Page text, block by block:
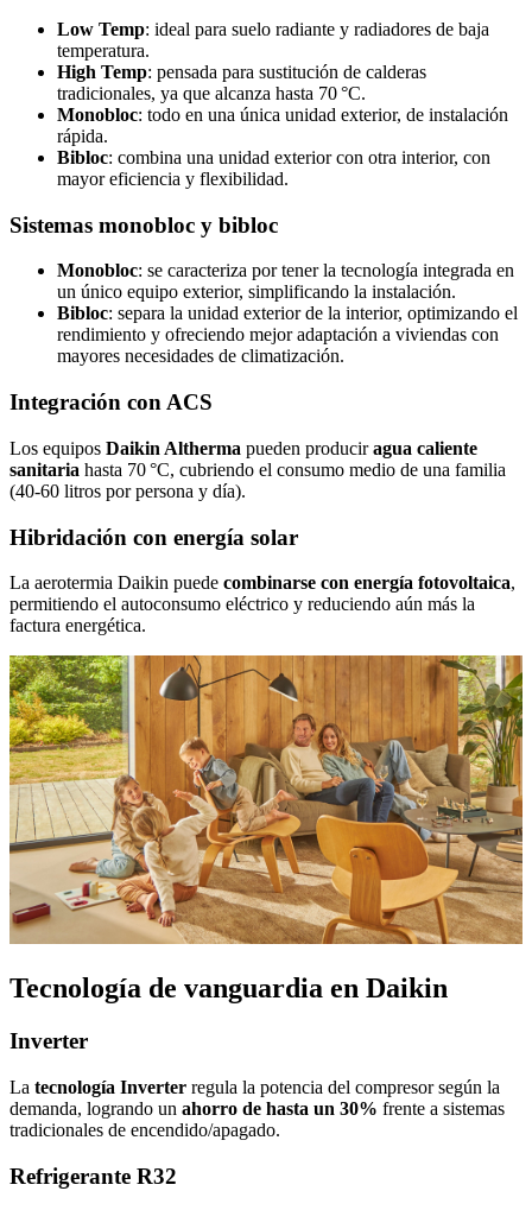
Low Temp: ideal para suelo radiante y radiadores de baja
temperatura.
High Temp: pensada para sustitución de calderas
tradicionales, ya que alcanza hasta 70 °C.
Monobloc: todo en una única unidad exterior, de instalación
rápida.
Bibloc: combina una unidad exterior con otra interior, con
mayor eficiencia y flexibilidad.
Sistemas monobloc y bibloc
Monobloc: se caracteriza por tener la tecnología integrada en
un único equipo exterior, simplificando la instalación.
Bibloc: separa la unidad exterior de la interior, optimizando el
rendimiento y ofreciendo mejor adaptación a viviendas con
mayores necesidades de climatización.
Integración con ACS
Los equipos Daikin Altherma pueden produciragua caliente
sanitaria hasta 70 °C, cubriendo el consumo medio de una familia
(40‑60 litros por persona y día).
Hibridación con energía solar
La aerotermia Daikin puede combinarse con energía fotovoltaica,
permitiendo el autoconsumo eléctrico y reduciendo aún más la
factura energética.
Tecnología de vanguardia en Daikin
Inverter
La tecnología Inverter regula la potencia del compresor según la
demanda, logrando un ahorro de hasta un 30% frente a sistemas
tradicionales de encendido/apagado.
Refrigerante R32